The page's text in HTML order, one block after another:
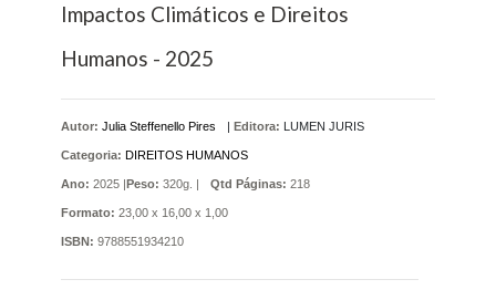
Impactos Climáticos e Direitos
Humanos - 2025
Autor: Julia Steffenello Pires Editora: LUMEN JURIS
Categoria: DIREITOS HUMANOS
Ano: 2025 | Peso: 320g. | Qtd Páginas: 218
Formato: 23,00 x 16,00 x 1,00
ISBN: 9788551934210